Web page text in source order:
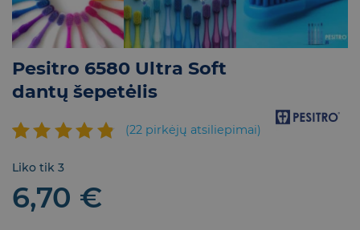
Pesitro 6580 Ultra Soft
dantų šepetėlis
4.45iš
5 (viso
įvertinimų:
(22pirkėjų atsiliepimai)
Liko tik 3
6,70 €